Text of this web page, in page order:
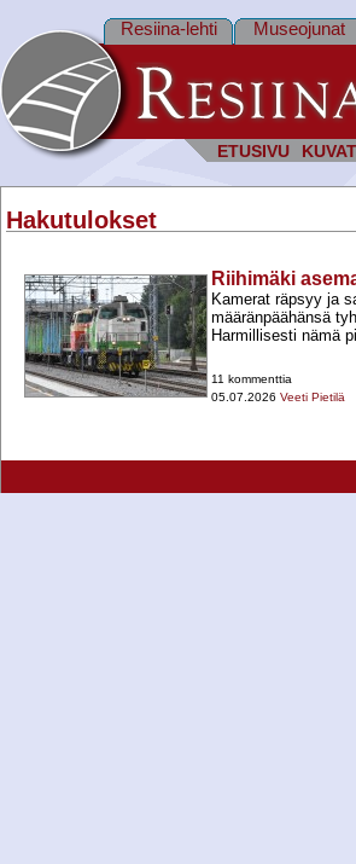
ETUSIVU KUVAT
Resiina-lehti Museojunat
Hakutulokset
Riihimäki
Kamerat räpsyy ja
määränpäähänsä
Harmillisesti nämä
11 kommenttia
05.07.2026 Veeti Pietilä